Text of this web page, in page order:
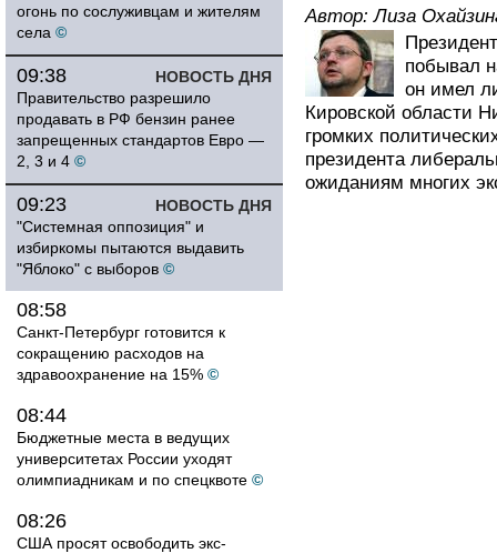
огонь по сослуживцам и жителям
села ©
НОВОСТЬ ДНЯ
09:38
Правительство разрешило
продавать в РФ бензин ранее
запрещенных стандартов Евро —
2, 3 и 4 ©
НОВОСТЬ ДНЯ
09:23
"Системная оппозиция" и
избиркомы пытаются выдавить
"Яблоко" с выборов ©
08:58
Санкт-Петербург готовится к
сокращению расходов на
здравоохранение на 15% ©
08:44
Бюджетные места в ведущих
университетах России уходят
олимпиадникам и по спецквоте ©
08:26
США просят освободить экс-
Автор:Лиза
побывал
он имел
Кировской области
громких
президента
ожиданиям многих